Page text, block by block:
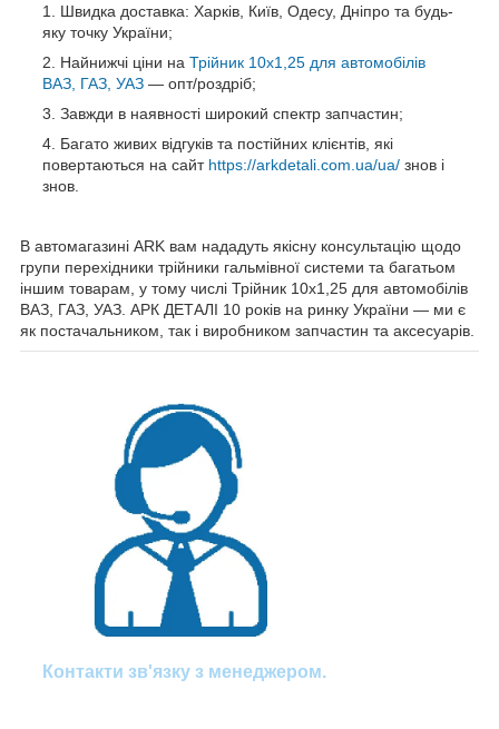
Швидка доставка: Харків, Київ, Одесу, Дніпро та будь-
яку точку України;
Найнижчі ціни на Трійник 10х1,25 для автомобілів
ВАЗ, ГАЗ, УАЗ — опт/роздріб;
Завжди в наявності широкий спектр запчастин;
Багато живих відгуків та постійних клієнтів, які
повертаються на сайт https://arkdetali.com.ua/ua/ знов і
знов.
В автомагазині ARK вам нададуть якісну консультацію щодо
групи перехідники трійники гальмівної системи та багатьом
іншим товарам, у тому числі Трійник 10х1,25 для автомобілів
ВАЗ, ГАЗ, УАЗ. АРК ДЕТАЛІ 10 років на ринку України — ми є
як постачальником, так і виробником запчастин та аксесуарів.
Контакти зв'язку з менеджером.